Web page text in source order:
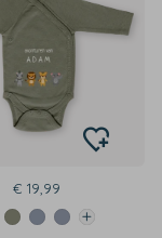
€ 19,99